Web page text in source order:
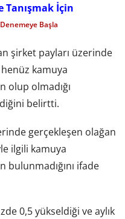
Tanışmak İçin
Başla
şirket payları üzerinde
kamuya
olup olmadığı
belirtti.
gerçekleşen olağan
ilgili kamuya
bulunmadığını ifade
0,5 yükseldiği ve aylık